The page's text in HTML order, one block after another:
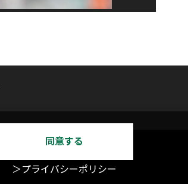
同意する
＞プライバシーポリシー